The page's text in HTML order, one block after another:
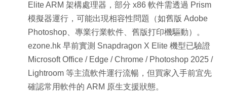
Elite ARM 架構處理器，部分 x86 軟件需透過 Prism
模擬器運行，可能出現相容性問題（如舊版 Adobe
Photoshop、專業行業軟件、舊版打印機驅動）。
ezone.hk 早前實測 Snapdragon X Elite 機型已驗證
Microsoft Office / Edge / Chrome / Photoshop 2025 /
Lightroom 等主流軟件運行流暢，但買家入手前宜先
確認常用軟件的 ARM 原生支援狀態。